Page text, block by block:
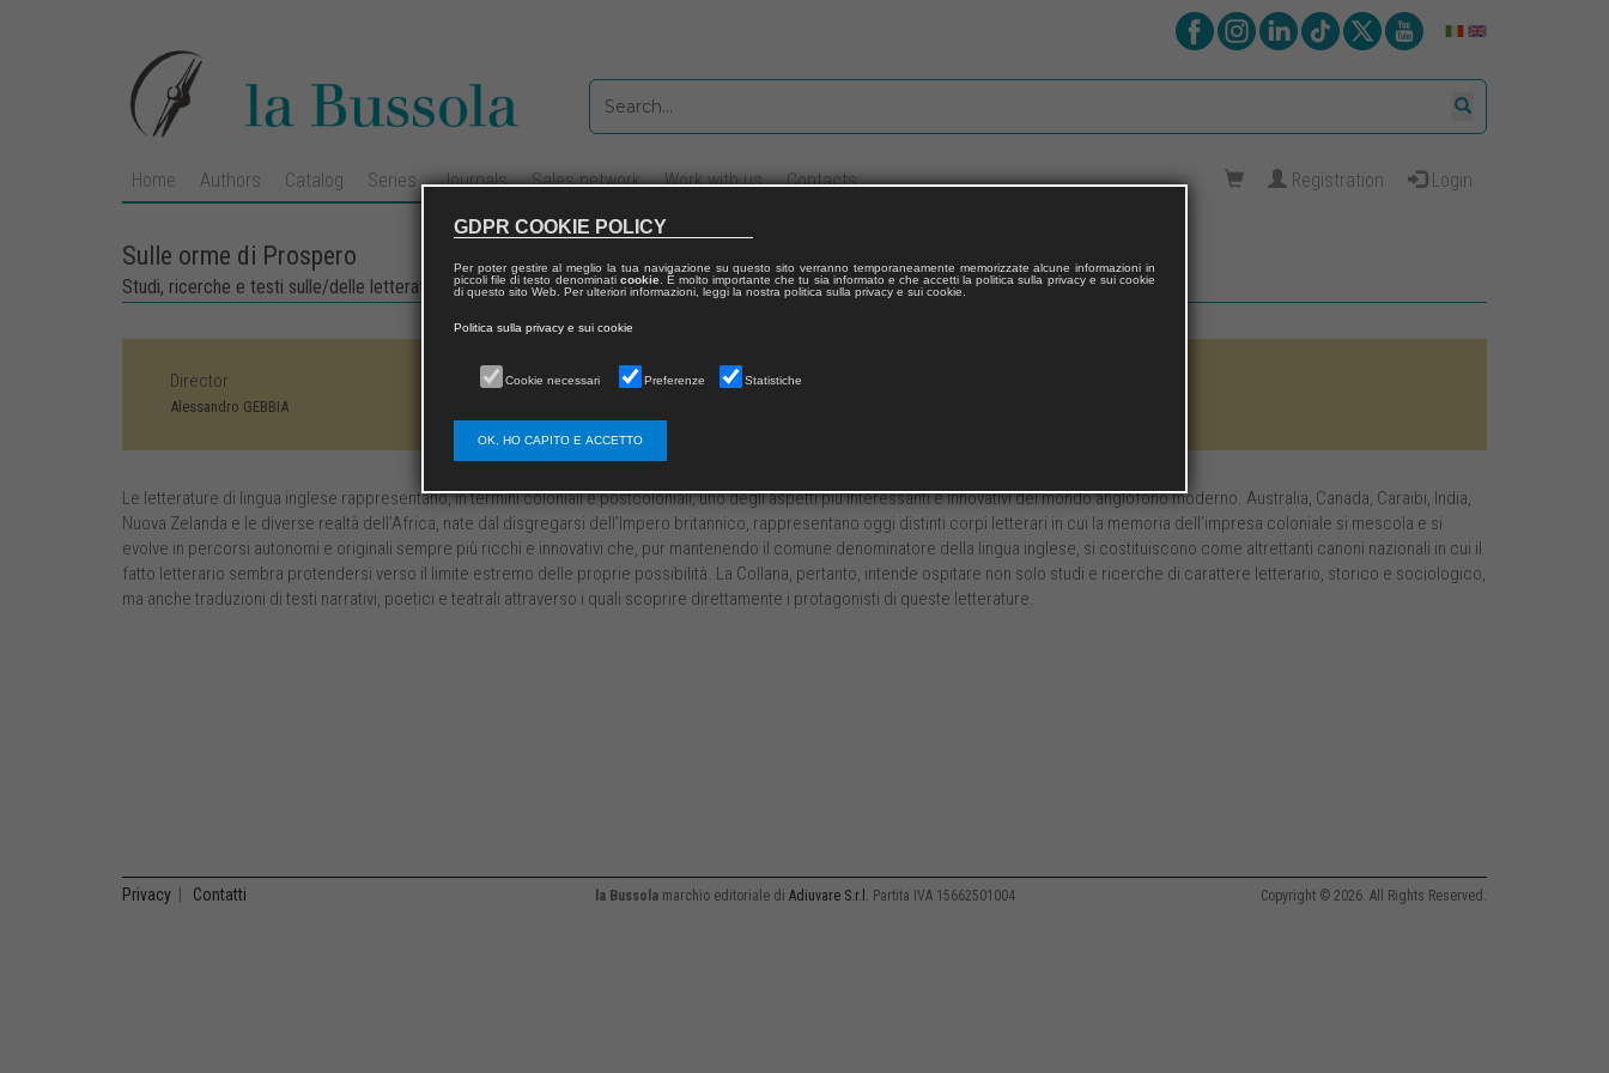
Home Authors Catalog Series Journals Sales network Work with us Contacts Registration Login
Sulle orme di Prospero
Studi, ricerche e testi sulle/delle letterature di lingua inglese
Director
Alessandro GEBBIA
Le letterature di lingua inglese rappresentano, in termini coloniali e postcoloniali, uno degli aspetti più interessanti e innovativi del mondo anglofono moderno. Australia, Canada, Caraibi, India,
Nuova Zelanda e le diverse realtà dell’Africa, nate dal disgregarsi dell’Impero britannico, rappresentano oggi distinti corpi letterari in cui la memoria dell’impresa coloniale si mescola e si
evolve in percorsi autonomi e originali sempre più ricchi e innovativi che, pur mantenendo il comune denominatore della lingua inglese, si costituiscono come altrettanti canoni nazionali in cui il
fatto letterario sembra protendersi verso il limite estremo delle proprie possibilità. La Collana, pertanto, intende ospitare non solo studi e ricerche di carattere letterario, storico e sociologico,
ma anche traduzioni di testi narrativi, poetici e teatrali attraverso i quali scoprire direttamente i protagonisti di queste letterature.
Privacy Contatti la Bussolamarchio editoriale di Adiuvare S.r.l. Partita IVA 15662501004 Copyright © 2026. All Rights Reserved.
GDPR COOKIE POLICY
Per poter gestire al meglio la tua navigazione su questo sito verranno temporaneamente memorizzate alcune informazioni in
piccoli file di testo denominati cookie. È molto importante che tu sia informato e che accetti la politica sulla privacy e sui cookie
di questo sito Web. Per ulteriori informazioni, leggi la nostra politica sulla privacy e sui cookie.
Politica sulla privacy e sui cookie
Cookie necessari Preferenze Statistiche
OK, HO CAPITO E ACCETTO